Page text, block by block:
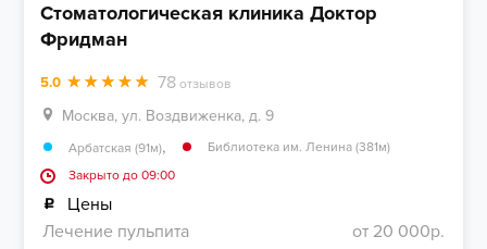
Стоматологическая клиника Доктор
Фридман
5.0 78 отзывов
Москва, ул. Воздвиженка, д. 9
Арбатская (91м),
Библиотека им. Ленина (381м)
Закрыто до 09:00
Цены
Лечение пульпита
от 20 000р.